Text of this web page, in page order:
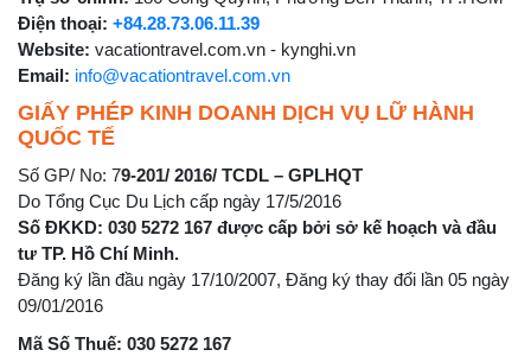
Điện thoại: +84.28.73.06.11.39
Website: vacationtravel.com.vn - kynghi.vn
Email: info@vacationtravel.com.vn
GIẤY PHÉP KINH DOANH DỊCH VỤ LỮ HÀNH
QUỐC TẾ
Số GP/ No: 79-201/ 2016/ TCDL – GPLHQT
Do Tổng Cục Du Lịch cấp ngày 17/5/2016
Số ĐKKD: 030 5272 167 được cấp bởi sở kế hoạch và đầu
tư TP. Hồ Chí Minh.
Đăng ký lần đầu ngày 17/10/2007, Đăng ký thay đổi lần 05 ngày
09/01/2016
Mã Số Thuế: 030 5272 167